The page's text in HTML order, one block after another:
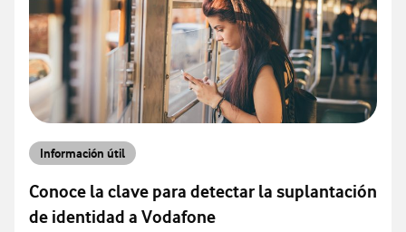
Información útil
Conoce la clave para detectar la suplantación
de identidad a Vodafone